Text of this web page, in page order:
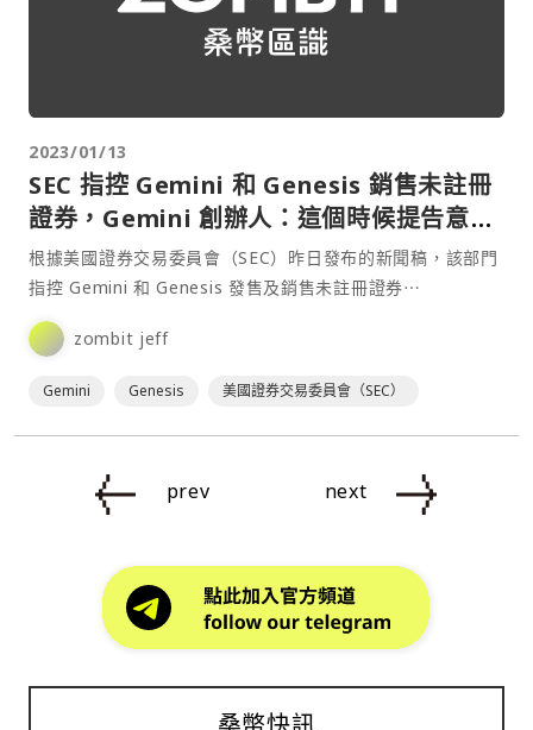
2023/01/13
SEC 指控 Gemini 和 Genesis 銷售未註冊
證券，Gemini 創辦人：這個時候提告意義
何在？
根據美國證券交易委員會（SEC）昨日發布的新聞稿，該部門
指控 Gemini 和 Genesis 發售及銷售未註冊證券⋯
zombit jeff
Gemini Genesis 美國證券交易委員會（SEC）
prev next